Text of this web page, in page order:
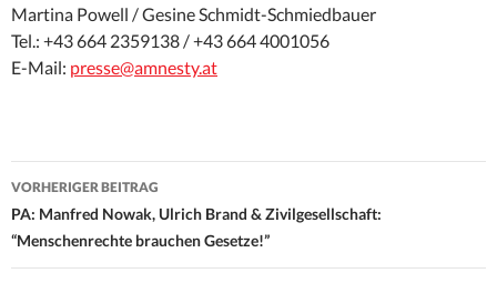
Martina Powell / Gesine Schmidt-Schmiedbauer
Tel.: +43 664 2359138 / +43 664 4001056
E-Mail: presse@amnesty.at
Beitrags-
Navigation
VORHERIGER BEITRAG
PA: Manfred Nowak, Ulrich Brand & Zivilgesellschaft:
“Menschenrechte brauchen Gesetze!”